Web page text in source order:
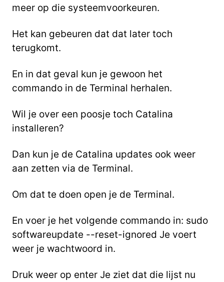
meer op die systeemvoorkeuren.
Het kan gebeuren dat dat later toch
terugkomt.
En in dat geval kun je gewoon het
commando in de Terminal herhalen.
Wil je over een poosje toch Catalina
installeren?
Dan kun je de Catalina updates ook weer
aan zetten via de Terminal.
Om dat te doen open je de Terminal.
En voer je het volgende commando in: sudo
softwareupdate --reset-ignored Je voert
weer je wachtwoord in.
Druk weer op enter Je ziet dat die lijst nu